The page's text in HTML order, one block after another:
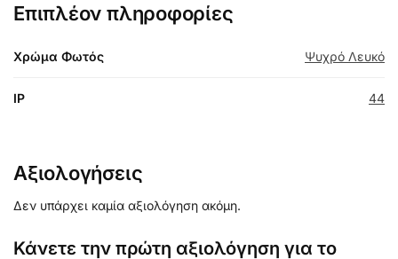
Επιπλέον πληροφορίες
Χρώμα Φωτός Ψυχρό Λευκό
IP 44
Αξιολογήσεις
Δεν υπάρχει καμία αξιολόγηση ακόμη.
Κάνετε την πρώτη αξιολόγηση για το